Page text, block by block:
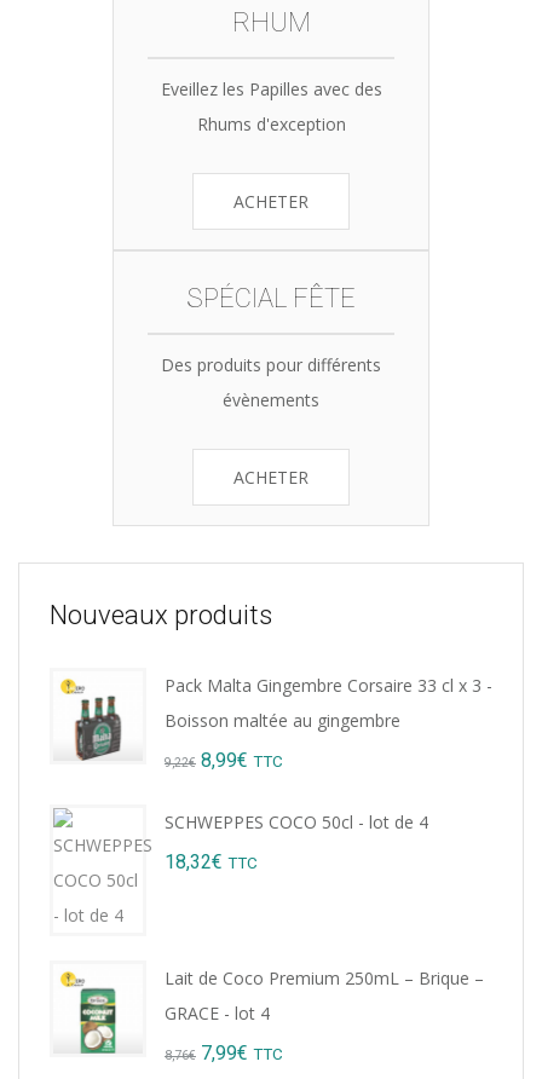
RHUM
Eveillez les Papilles avec des
Rhums d'exception
ACHETER
SPÉCIAL FÊTE
Des produits pour différents
évènements
ACHETER
Nouveaux produits
Pack Malta Gingembre Corsaire 33 cl x 3 -
Boisson maltée au gingembre
9,22€ Original
8,99€ Current
TTC
SCHWEPPES COCO 50cl - lot de 4
18,32€ TTC
Lait de Coco Premium 250mL – Brique –
GRACE - lot 4
8,76€ Original
7,99€ Current
TTC